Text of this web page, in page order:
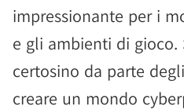
impressionante per i
e gli ambienti di
certosino da parte
creare un mondo